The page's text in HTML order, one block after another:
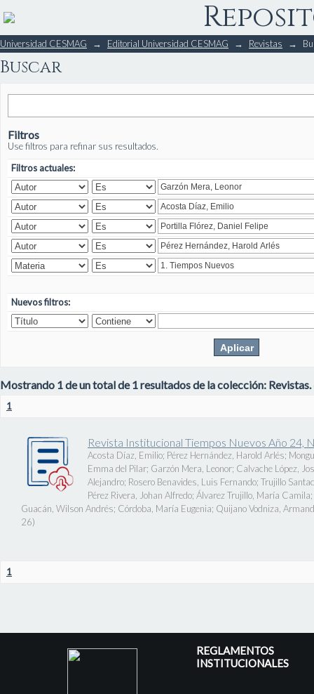
Buscar
Universidad CESMAG → Editorial Universidad CESMAG → Revistas →
Buscar
Filtros
Use filtros para refinar sus resultados.
Filtros actuales:
Nuevos filtros:
Mostrando 1 de un total de 1 resultados de la colección: Revistas.
1
Revista Institucional Tiempos Nuevos Año 24,
Acosta Díaz, Emilio; Pérez Hernández, Harold Arlés;
Emma del Pilar; Garzón Mera, Leonor; Calvache López,
Alejandro; Rosero Benavides, Luis Fernando; Trujillo
Pérez Rivera, Johan Alfredo; Álvarez Trujillo, María Camila;
Guacán, Wilson Andrés; Córdoba, María Eugenia; Quijano Vodniza,
26)
1
REGLAMENTOS
INSTITUCIONALES